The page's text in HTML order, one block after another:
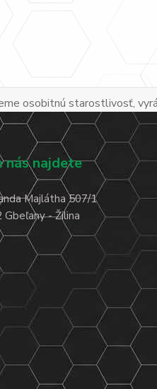
osobitnú starostlivosť,
nás najdete
Majlátha 507/1
Gbeľany - Žilina